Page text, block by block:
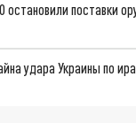
остановили поставки
удара Украины по